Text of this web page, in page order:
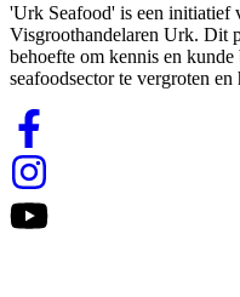
'Urk Seafood' is een initiatief
Visgroothandelaren Urk. Dit
behoefte om kennis en
seafoodsector te vergroten